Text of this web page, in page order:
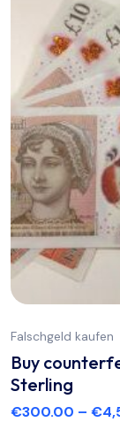
Falschgeld kaufen
Buy
Sterling
€300.00 – €